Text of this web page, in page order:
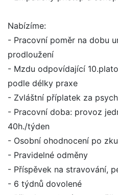
Nabízíme:
- Pracovní poměr na dobu
prodloužení
- Mzdu odpovídající
podle délky praxe
- Zvláštní příplatek za
- Pracovní doba: provoz
40h./týden
- Osobní ohodnocení po
- Pravidelné odměny
- Příspěvek na stravování,
- 6 týdnů dovolené